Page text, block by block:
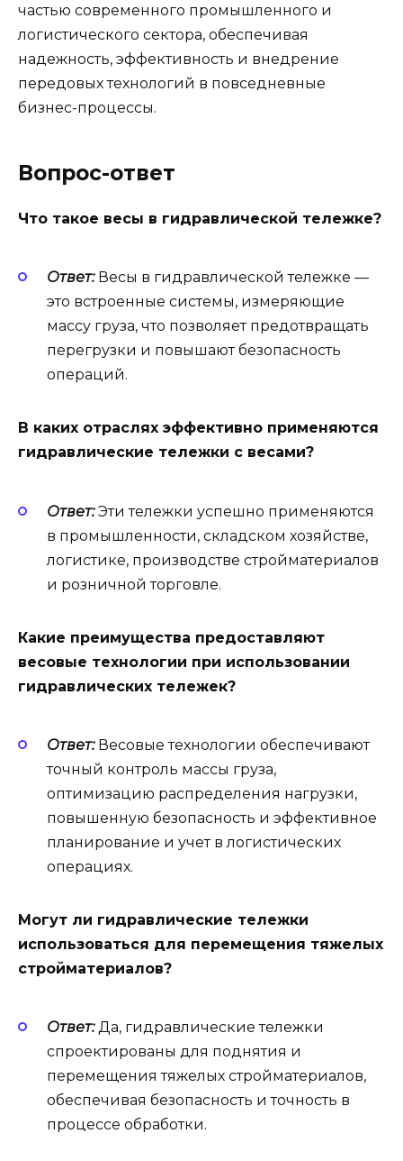
частью современного промышленного и
логистического сектора, обеспечивая
надежность, эффективность и внедрение
передовых технологий в повседневные
бизнес-процессы.
Вопрос-ответ
Что такое весы в гидравлической тележке?
Ответ:Весы в гидравлической тележке —
это встроенные системы, измеряющие
массу груза, что позволяет предотвращать
перегрузки и повышают безопасность
операций.
В каких отраслях эффективно применяются
гидравлические тележки с весами?
Ответ:Эти тележки успешно применяются
в промышленности, складском хозяйстве,
логистике, производстве стройматериалов
и розничной торговле.
Какие преимущества предоставляют
весовые технологии при использовании
гидравлических тележек?
Ответ:Весовые технологии обеспечивают
точный контроль массы груза,
оптимизацию распределения нагрузки,
повышенную безопасность и эффективное
планирование и учет в логистических
операциях.
Могут ли гидравлические тележки
использоваться для перемещения тяжелых
стройматериалов?
Ответ:Да, гидравлические тележки
спроектированы для поднятия и
перемещения тяжелых стройматериалов,
обеспечивая безопасность и точность в
процессе обработки.